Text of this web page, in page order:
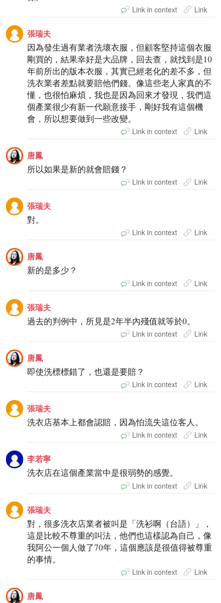
Link in context Link
張瑞夫
因為發生過有業者洗壞衣服，但顧客堅持這個衣服
剛買的，結果幸好是大品牌，回去查，就找到是10
年前所出的版本衣服，其實已經老化的差不多，但
洗衣業者差點就要賠他們錢。像這些老人家真的不
懂，也很怕麻煩，我也是因為回來才發現，我們這
個產業很少有新一代願意接手，剛好我有這個機
會，所以想要做到一些改變。
Link in context Link
唐鳳
所以如果是新的就會賠錢？
Link in context Link
張瑞夫
對。
Link in context Link
唐鳳
新的是多少？
Link in context Link
張瑞夫
過去的判例中，所見是2年半內殘值就等於0。
Link in context Link
唐鳳
即使洗標標錯了，也還是要賠？
Link in context Link
張瑞夫
洗衣店基本上都會認賠，因為怕流失這位客人。
Link in context Link
李若寧
洗衣店在這個產業當中是很弱勢的感覺。
Link in context Link
張瑞夫
對，很多洗衣店業者被叫是「洗衫啊（台語）」，
這是比較不尊重的叫法，他們也這樣認為自己，像
我阿公一個人做了70年，這個應該是很值得被尊重
的事情。
Link in context Link
唐鳳